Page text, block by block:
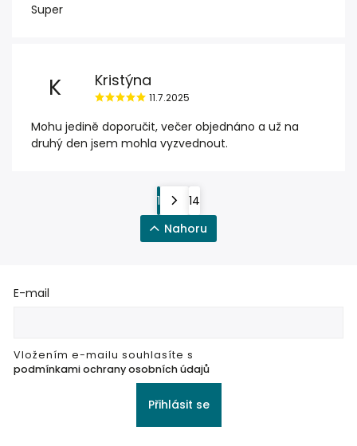
Super
K Kristýna
11.7.2025
Mohu jedině doporučit, večer objednáno a už na
druhý den jsem mohla vyzvednout.
1
14
Nahoru
E-mail
Vložením e-mailu souhlasíte s
podmínkami ochrany osobních údajů
Přihlásit se